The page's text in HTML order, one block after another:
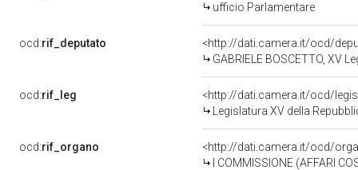
ufficio Parlamentare
ocd:rif_deputato
<http://dati.camera.it/ocd/
GABRIELE BOSCETTO, XV
ocd:rif_leg
<http://dati.camera.it/ocd/
Legislatura XV della
ocd:rif_organo
<http://dati.camera.it/ocd/
I COMMISSIONE (AFFARI